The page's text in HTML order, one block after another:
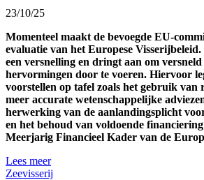
23/10/25
Momenteel maakt de bevoegde EU-
evaluatie van het Europese
een versnelling en dringt aan om
hervormingen door te voeren. Hiervoor
voorstellen op tafel zoals het gebruik van
meer accurate wetenschappelijke
herwerking van de aanlandingsplicht
en het behoud van voldoende
Meerjarig Financieel Kader van de
Lees meer
Zeevisserij